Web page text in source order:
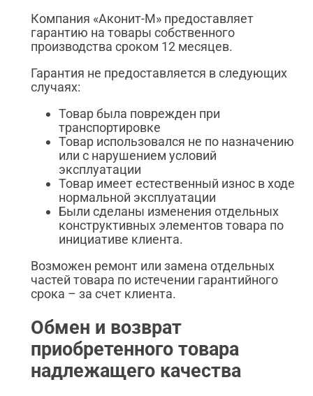
Компания «Аконит-М» предоставляет
гарантию на товары собственного
производства сроком 12 месяцев.
Гарантия не предоставляется в следующих
случаях:
Товар была поврежден при
транспортировке
Товар использовался не по назначению
или с нарушением условий
эксплуатации
Товар имеет естественный износ в ходе
нормальной эксплуатации
Были сделаны изменения отдельных
конструктивных элементов товара по
инициативе клиента.
Возможен ремонт или замена отдельных
частей товара по истечении гарантийного
срока – за счет клиента.
Обмен и возврат
приобретенного товара
надлежащего качества